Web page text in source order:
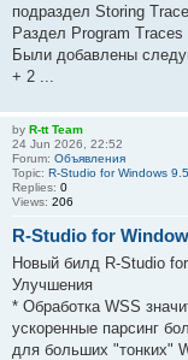
подраздел Storing
Раздел Program Traces
Были добавлены
+ 2 ...
by R-tt Team
24 Jun 2026, 22:52
Forum: Объявления
Topic: R-Studio for Windows
Replies: 0
Views: 206
R-Studio for
Новый билд R-Studio
Улучшения
* Обработка WSS
ускоренные парсинг
для больших "тонких"